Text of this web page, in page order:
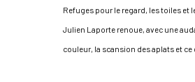
Refuges pour le regard, les toiles et
Julien Laporte renoue, avec une
couleur, la scansion des aplats et